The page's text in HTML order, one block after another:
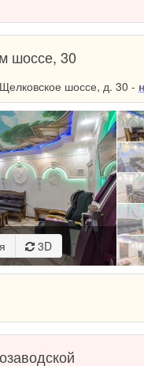
шоссе, 30
Щелковское шоссе, д. 30 -
3D